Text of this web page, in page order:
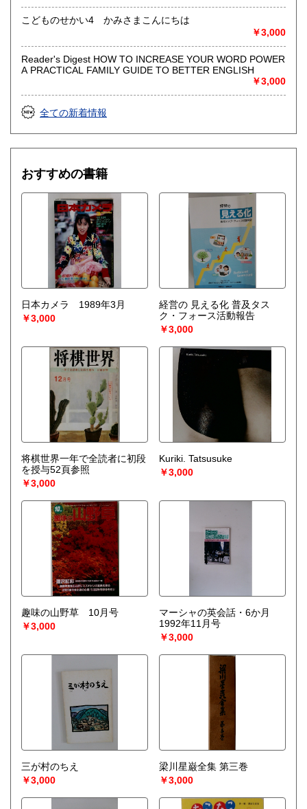
こどものせかい4 かみさまこんにちは
￥3,000
Reader's Digest HOW TO INCREASE YOUR WORD POWER
A PRACTICAL FAMILY GUIDE TO BETTER ENGLISH
￥3,000
全ての新着情報
おすすめの書籍
日本カメラ 1989年3月
￥3,000
経営の 見える化 普及タス
ク・フォース活動報告
￥3,000
将棋世界一年で全読者に初段
を授与52頁参照
￥3,000
Kuriki. Tatsusuke
￥3,000
趣味の山野草 10月号
￥3,000
マーシャの英会話・6か月
1992年11月号
￥3,000
三が村のちえ
￥3,000
梁川星巌全集 第三巻
￥3,000